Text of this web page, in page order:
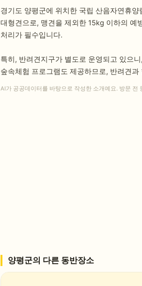
경기도 양평군에 위치한 국립 산음자연휴
대형견으로, 맹견을 제외한 15kg 이하의 예
처리가 필수입니다.
특히, 반려견지구가 별도로 운영되고 있으
숲속체험 프로그램도 제공하므로, 반려견
AI가 공공데이터를 바탕으로 작성한 소개예요. 방문 전
양평군의 다른 동반장소